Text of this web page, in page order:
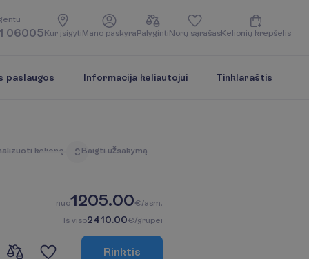
entu
06005Kur įsigytiMano paskyraPalygintiNorų sąrašasKelionių krepšelis
paslaugos Informacija keliautojui Tinklaraštis
alizuoti kelionę 3 Baigti užsakymą
nuo1205.00€/asm.
Iš viso2410.00€/grupei
Rinktis